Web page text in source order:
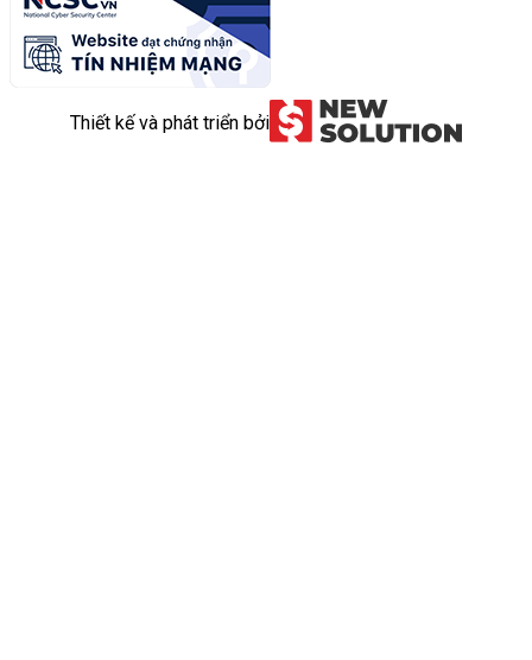
Thiết kế và phát triển bởi